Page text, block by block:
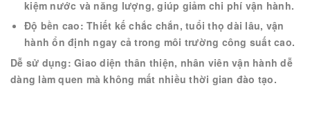
kiệm nước và năng lượng, giúp giảm chi phí vận hành.
Độ bền cao: Thiết kế chắc chắn, tuổi thọ dài lâu, vận
hành ổn định ngay cả trong môi trường công suất cao.
Dễ sử dụng: Giao diện thân thiện, nhân viên vận hành dễ
dàng làm quen mà không mất nhiều thời gian đào tạo.